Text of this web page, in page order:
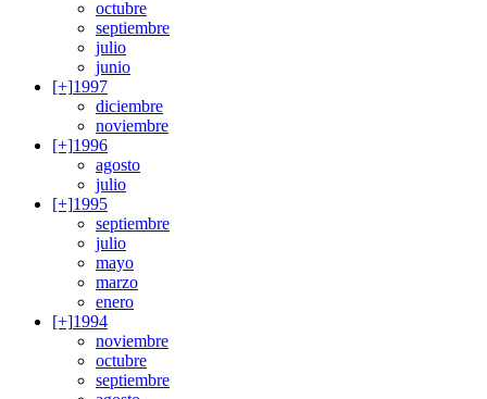
octubre
septiembre
julio
junio
[+]1997
diciembre
noviembre
[+]1996
agosto
julio
[+]1995
septiembre
julio
mayo
marzo
enero
[+]1994
noviembre
octubre
septiembre